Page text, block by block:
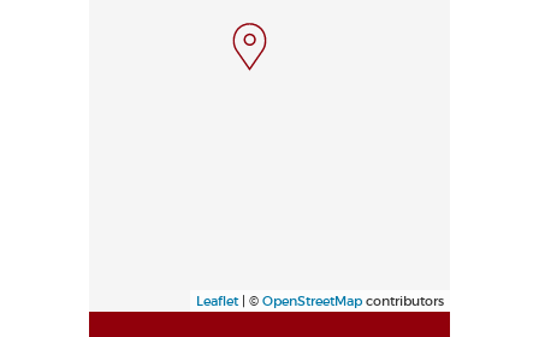
Leaflet| © OpenStreetMap contributors